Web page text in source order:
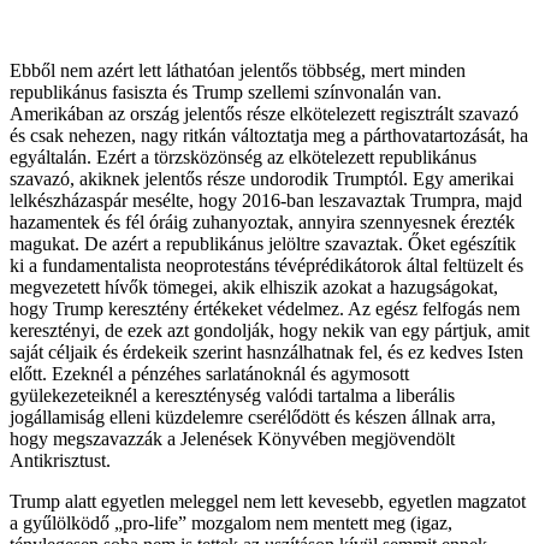
Ebből nem azért lett láthatóan jelentős többség, mert minden
republikánus fasiszta és Trump szellemi színvonalán van.
Amerikában az ország jelentős része elkötelezett regisztrált szavazó
és csak nehezen, nagy ritkán változtatja meg a párthovatartozását, ha
egyáltalán. Ezért a törzsközönség az elkötelezett republikánus
szavazó, akiknek jelentős része undorodik Trumptól. Egy amerikai
lelkészházaspár mesélte, hogy 2016-ban leszavaztak Trumpra, majd
hazamentek és fél óráig zuhanyoztak, annyira szennyesnek érezték
magukat. De azért a republikánus jelöltre szavaztak. Őket egészítik
ki a fundamentalista neoprotestáns tévéprédikátorok által feltüzelt és
megvezetett hívők tömegei, akik elhiszik azokat a hazugságokat,
hogy Trump keresztény értékeket védelmez. Az egész felfogás nem
keresztényi, de ezek azt gondolják, hogy nekik van egy pártjuk, amit
saját céljaik és érdekeik szerint hasnzálhatnak fel, és ez kedves Isten
előtt. Ezeknél a pénzéhes sarlatánoknál és agymosott
gyülekezeteiknél a kereszténység valódi tartalma a liberális
jogállamiság elleni küzdelemre cserélődött és készen állnak arra,
hogy megszavazzák a Jelenések Könyvében megjövendölt
Antikrisztust.
Trump alatt egyetlen meleggel nem lett kevesebb, egyetlen magzatot
a gyűlölködő „pro-life” mozgalom nem mentett meg (igaz,